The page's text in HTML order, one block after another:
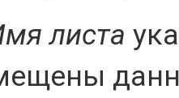
листа